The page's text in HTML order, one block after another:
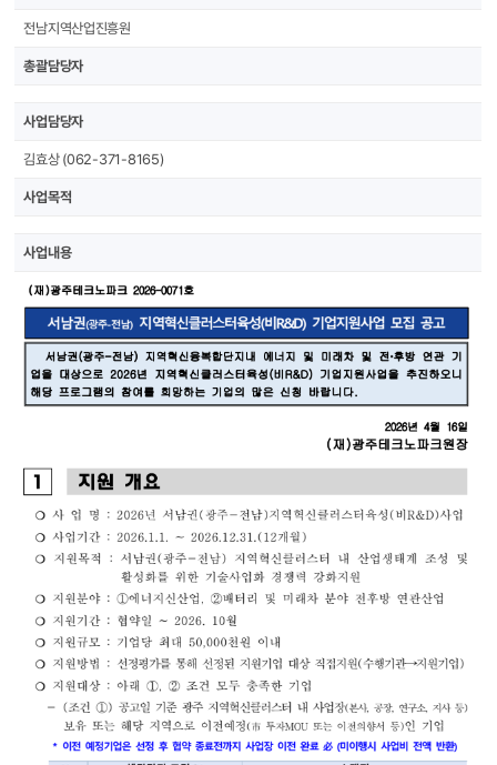
전남지역산업진흥원
총괄담당자
사업담당자
김효상 (062-371-8165)
사업목적
사업내용